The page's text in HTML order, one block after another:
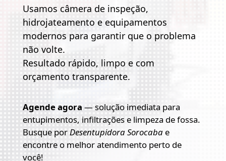
Usamos câmera de inspeção,
hidrojateamento e equipamentos
modernos para garantir que o problema
não volte.
Resultado rápido, limpo e com
orçamento transparente.
Agende agora — solução imediata para
entupimentos, infiltrações e limpeza de fossa.
Busque porDesentupidora Sorocabae
encontre o melhor atendimento perto de
você!